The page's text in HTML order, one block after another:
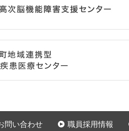
問い合わせ 職員採用情報